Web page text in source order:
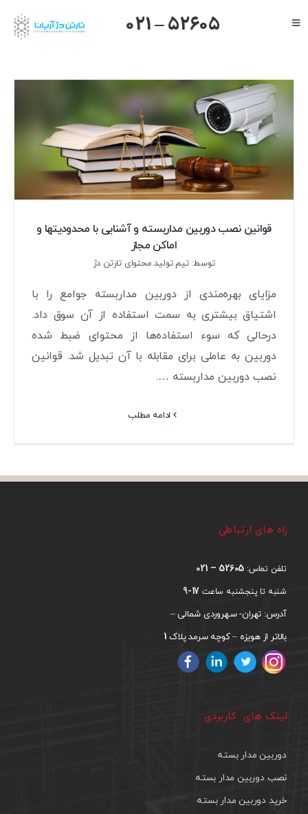
to
Toggle
گرنداستریم
میکروتیک
021 – 52605
قوانین نصب دوربین مداربسته و آشنایی با محدودیتها و
اماکن مجاز
توسط: تیم تولید محتوای تارتن دژ
مزایای بهره‌مندی از دوربین مداربسته جوامع را با
اشتیاق بیشتری به سمت استفاده از آن سوق داد.
درحالی که سوء استفاده‌ها از محتوای ضبط شده
دوربین به عاملی برای مقابله با آن تبدیل شد. قوانین
نصب دوربین مداربسته ….
ادامه مطلب
راه های ارتباطی
تلفن تماس: 52605 – 021
شنبه تا پنجشنبه ساعت 17-9
آدرس: تهران- سهروردی شمالی –
بالاتر از هویزه – کوچه سرمد پلاک 1
لینک های کاربردی
دوربین مدار بسته
نصب دوربین مدار بسته
خرید دوربین مدار بسته